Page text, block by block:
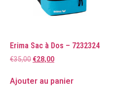
Erima Sac à Dos – 7232324
€35,00€28,00
Ajouter au panier